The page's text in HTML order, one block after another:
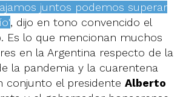
juntos podemos superar
, dijo en tono convencido el
Es lo que mencionan muchos
en la Argentina respecto de la
la pandemia y la cuarentena
conjunto el presidente Alberto